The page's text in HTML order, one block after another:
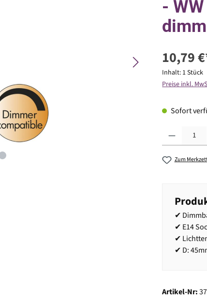
-
10,79
Inhalt: 1 Stück
Preise inkl.
Sofort
Zum
✔
✔ E14
✔
✔ D:
Artikel-Nr: